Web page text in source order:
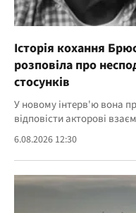
Історія кохання
розповіла про
стосунків
У новому інтерв'ю вона
відповісти акторові
6.08.2026 12:30